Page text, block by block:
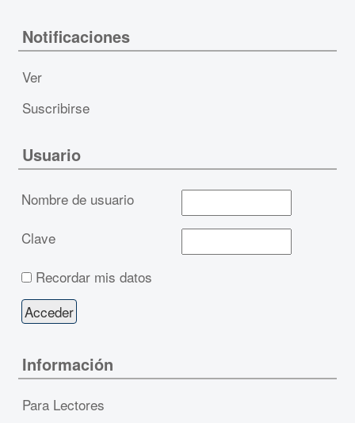
Notificaciones
Ver
Suscribirse
Usuario
Nombre de usuario
Clave
Recordar mis datos
Información
Para Lectores